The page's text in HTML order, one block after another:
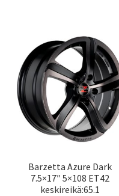
Barzetta Azure Dark
7.5×17″ 5×108 ET42
keskireikä:65.1